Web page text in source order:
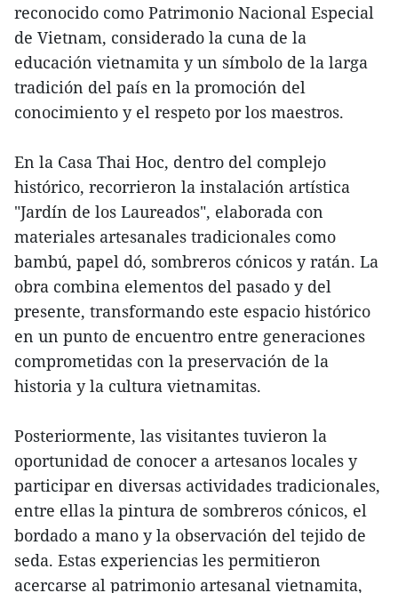
reconocido como Patrimonio Nacional Especial
de Vietnam, considerado la cuna de la
educación vietnamita y un símbolo de la larga
tradición del país en la promoción del
conocimiento y el respeto por los maestros.
En la Casa Thai Hoc, dentro del complejo
histórico, recorrieron la instalación artística
"Jardín de los Laureados", elaborada con
materiales artesanales tradicionales como
bambú, papel dó, sombreros cónicos y ratán. La
obra combina elementos del pasado y del
presente, transformando este espacio histórico
en un punto de encuentro entre generaciones
comprometidas con la preservación de la
historia y la cultura vietnamitas.
Posteriormente, las visitantes tuvieron la
oportunidad de conocer a artesanos locales y
participar en diversas actividades tradicionales,
entre ellas la pintura de sombreros cónicos, el
bordado a mano y la observación del tejido de
seda. Estas experiencias les permitieron
acercarse al patrimonio artesanal vietnamita,